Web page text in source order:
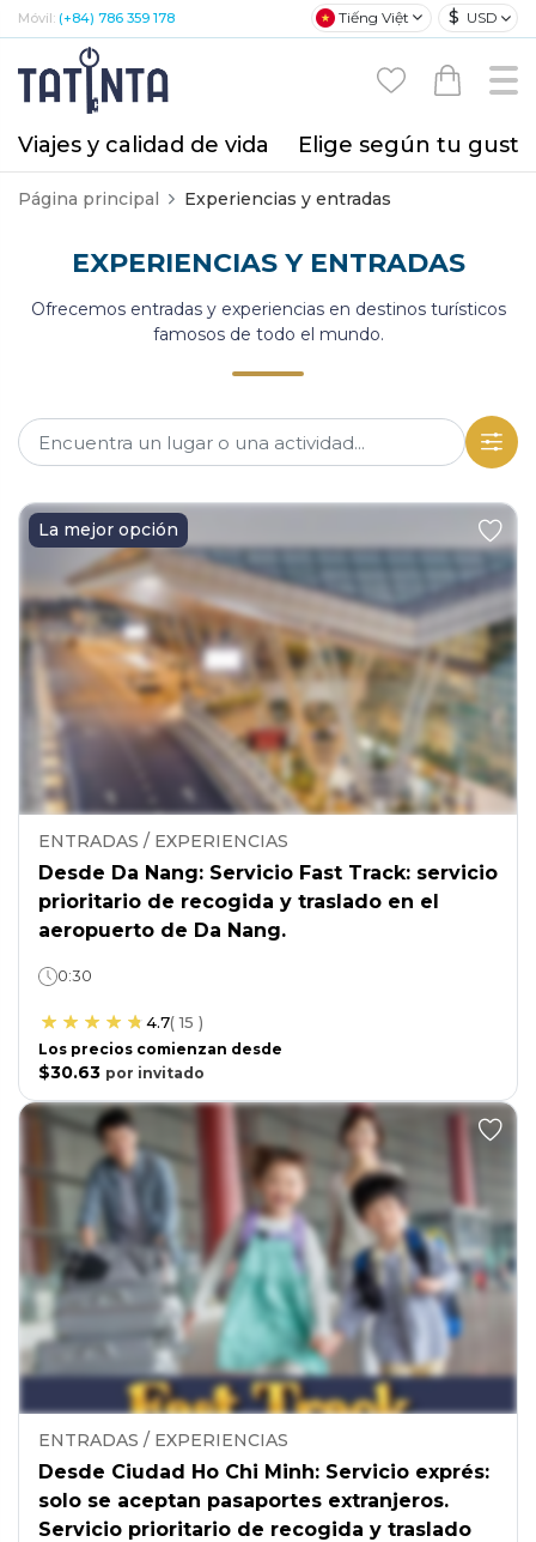
Móvil: (+84) 786 359 178 Tiếng Việt $ USD
Viajes y calidad de vida Elige según tu
Página principal Experiencias y entradas
EXPERIENCIAS Y ENTRADAS
Ofrecemos entradas y experiencias en destinos turísticos
famosos de todo el mundo.
La mejor opción
ENTRADAS / EXPERIENCIAS
Desde Da Nang: Servicio Fast Track: servicio
prioritario de recogida y traslado en el
aeropuerto de Da Nang.
0:30
4.7(15 )
Los precios comienzan desde
$30.63 por invitado
ENTRADAS / EXPERIENCIAS
Desde Ciudad Ho Chi Minh: Servicio exprés:
solo se aceptan pasaportes extranjeros.
Servicio prioritario de recogida y traslado